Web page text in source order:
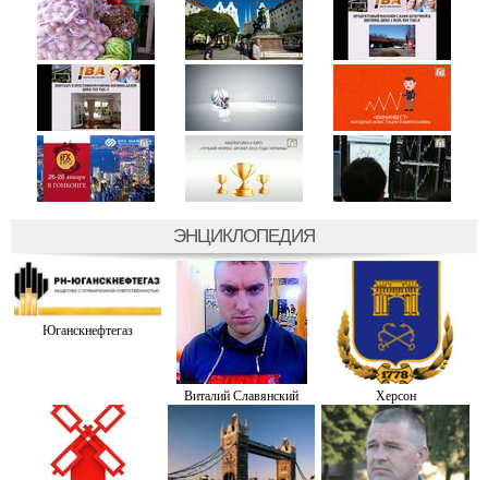
ЭНЦИКЛОПЕДИЯ
Юганскнефтегаз
Виталий Славянский Херсон